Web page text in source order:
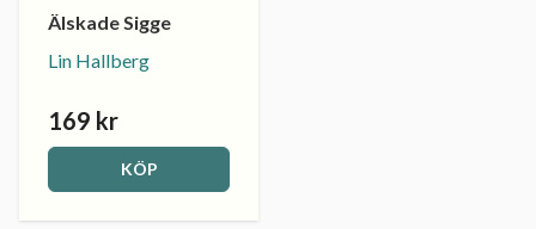
Älskade Sigge
Lin Hallberg
169 kr
KÖP